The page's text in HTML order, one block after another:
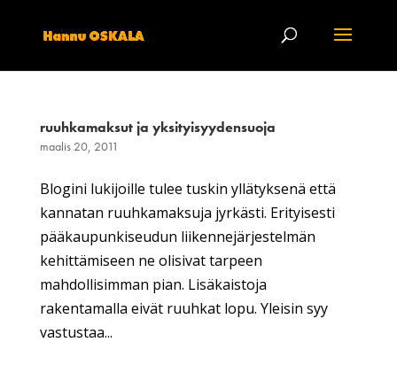
ruuhkamaksut ja yksityisyydensuoja
maalis 20, 2011
Blogini lukijoille tulee tuskin yllätyksenä että
kannatan ruuhkamaksuja jyrkästi. Erityisesti
pääkaupunkiseudun liikennejärjestelmän
kehittämiseen ne olisivat tarpeen
mahdollisimman pian. Lisäkaistoja
rakentamalla eivät ruuhkat lopu. Yleisin syy
vastustaa...